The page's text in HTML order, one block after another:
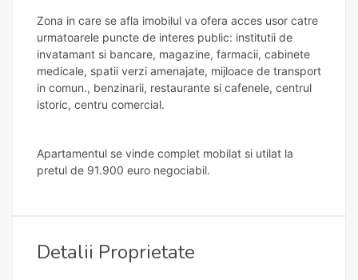
Zona in care se afla imobilul va ofera acces usor catre
urmatoarele puncte de interes public: institutii de
invatamant si bancare, magazine, farmacii, cabinete
medicale, spatii verzi amenajate, mijloace de transport
in comun., benzinarii, restaurante si cafenele, centrul
istoric, centru comercial.
Apartamentul se vinde complet mobilat si utilat la
pretul de 91.900 euro negociabil.
Detalii Proprietate